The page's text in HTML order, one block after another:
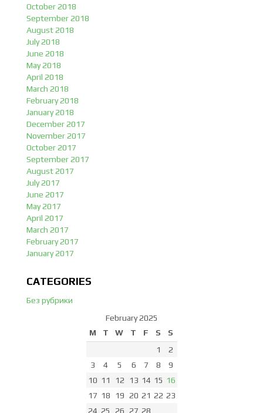
October 2018
September 2018
August 2018
July 2018
June 2018
May 2018
April 2018
March 2018
February 2018
January 2018
December 2017
November 2017
October 2017
September 2017
August 2017
July 2017
June 2017
May 2017
April 2017
March 2017
February 2017
January 2017
CATEGORIES
Без рубрики
February 2025
M
T W T F S
S
1
2
3
4 5 6 7 8
9
10 11 12 13 14 15 16
17 18 19 20 21 22 23
24 25 26 27 28